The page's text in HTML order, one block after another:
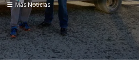
Más Noticias